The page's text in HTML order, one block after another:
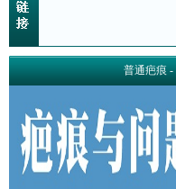
普通疤痕-